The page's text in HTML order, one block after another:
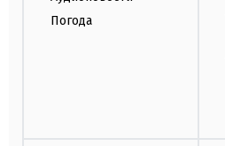
Погода